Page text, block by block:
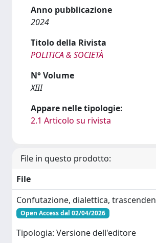
Anno pubblicazione
2024
Titolo della Rivista
POLITICA & SOCIETÀ
N° Volume
XIII
Appare nelle tipologie:
2.1 Articolo su rivista
File in questo prodotto:
File
Confutazione, dialettica,
Open Access dal 02/04/2026
Tipologia: Versione dell'editore